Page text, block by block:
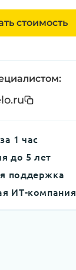
стоимость
1 час
до 5 лет
поддержка
ИТ-компания